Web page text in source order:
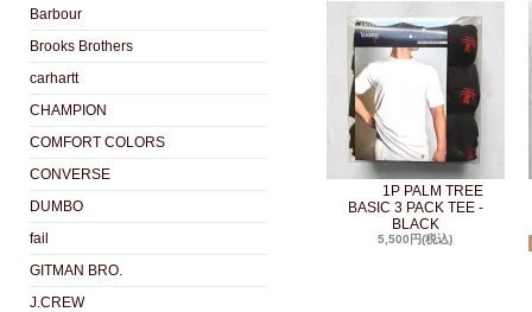
Barbour
Brooks Brothers
carhartt
CHAMPION
COMFORT COLORS
CONVERSE
DUMBO
fail
GITMAN BRO.
J.CREW
1P PALM TREE
BASIC 3 PACK TEE -
BLACK
5,500円(税込)